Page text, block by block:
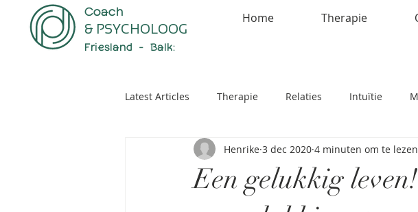
Coach
& PSYCHOLOOG
Friesland - Balk:
Home Therapie
Latest Articles Therapie Relaties Intuïtie
intuitief eten Assertiviteit burn-
Een gelukkig
Henrike 3 dec 2020 4 minuten om te lezen